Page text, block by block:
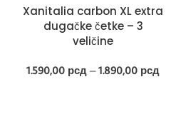
Xanitalia carbon XL extra
dugačke četke – 3
veličine
1.590,00 рсд – 1.890,00 рсд